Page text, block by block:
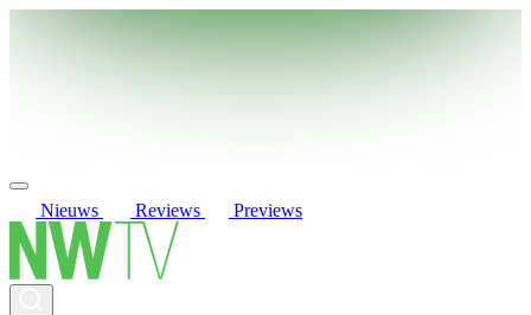
Nieuws Reviews Previews